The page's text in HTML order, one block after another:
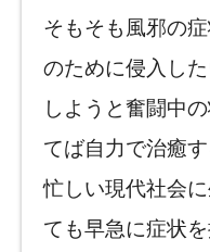
そもそも風邪の
のために侵入し
しようと奮闘中
てば自力で治癒
忙しい現代社会
ても早急に症状